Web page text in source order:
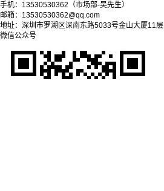
手机：13530530362（市场部-吴先生）
邮箱：13530530362@qq.com
地址：深圳市罗湖区深南东路5033号金山大厦11层
微信公众号